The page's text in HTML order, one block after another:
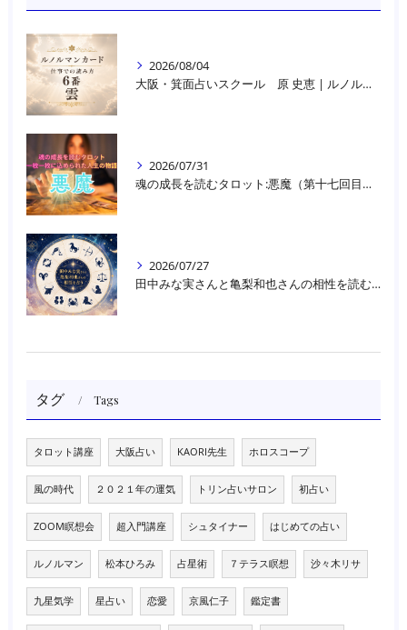
2026/08/04
大阪・箕面占いスクール 原 史恵 | ルノルマンカード読み方のコツ「雲」 仕事をテーマに占った場合
2026/07/31
魂の成長を読むタロット:悪魔（第十七回目）｜大阪・箕面占いスクールラブアンドライト
2026/07/27
田中みな実さんと亀梨和也さんの相性を読む｜大阪・箕面占いスクールラブアンドライト
タグ Tags
タロット講座 大阪占い KAORI先生 ホロスコープ
風の時代 ２０２１年の運気 トリン占いサロン 初占い
ZOOM瞑想会 超入門講座 シュタイナー はじめての占い
ルノルマン 松本ひろみ 占星術 ７テラス瞑想 沙々木リサ
九星気学 星占い 恋愛 京風仁子 鑑定書